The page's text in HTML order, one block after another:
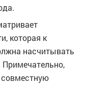
которая к
насчитывать
Примечательно,